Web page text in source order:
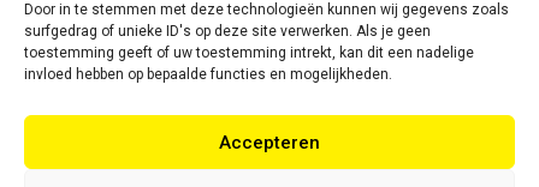
Door in te stemmen met deze technologieën kunnen wij gegevens zoals
surfgedrag of unieke ID's op deze site verwerken. Als je geen
toestemming geeft of uw toestemming intrekt, kan dit een nadelige
invloed hebben op bepaalde functies en mogelijkheden.
Accepteren
E: info@ntbespanservice.nl
+31 (0)6-5188 0267
Adres: